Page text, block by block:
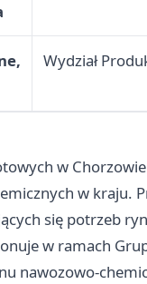
Wydział
w
w kraju.
się potrzeb
w ramach
nawozowo-